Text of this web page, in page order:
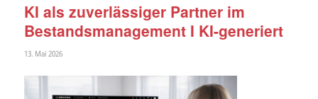
KI als zuverlässiger Partner im
Bestandsmanagement I KI-generiert
13. Mai 2026